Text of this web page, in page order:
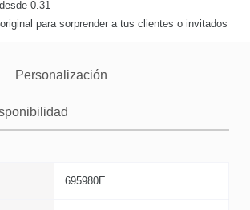
0.31
para sorprender a tus clientes o invitados
Personalización
695980E